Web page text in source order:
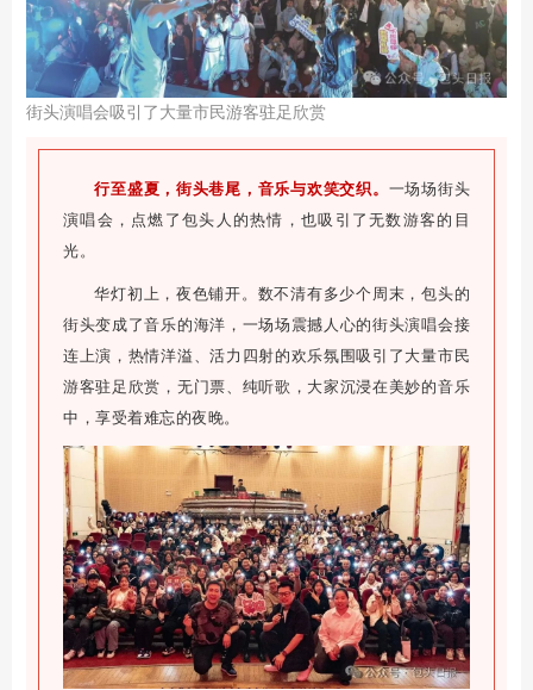
街头演唱会吸引了大量市民游客驻足欣赏
行至盛夏，街头巷尾，音乐与欢笑交织。 一场场街头
演唱会，点燃了包头人的热情，也吸引了无数游客的目
光。
华灯初上，夜色铺开。数不清有多少个周末，包头的
街头变成了音乐的海洋，一场场震撼人心的街头演唱会接
连上演，热情洋溢、活力四射的欢乐氛围吸引了大量市民
游客驻足欣赏，无门票、纯听歌，大家沉浸在美妙的音乐
中，享受着难忘的夜晚。